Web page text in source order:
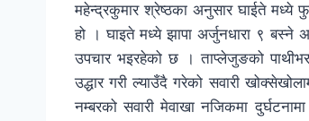
महेन्द्रकुमार श्रेष्ठका अनुसार घाईते मध्ये
हो । घाइते मध्ये झापा अर्जुनधारा ९ बस्ने
उपचार भइरहेको छ । ताप्लेजुङको
उद्धार गरी ल्याउँदै गरेको सवारी
नम्बरको सवारी मेवाखा नजिकमा